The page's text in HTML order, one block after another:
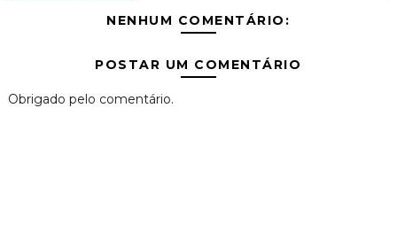
NENHUM COMENTÁRIO:
POSTAR UM COMENTÁRIO
Obrigado pelo comentário.